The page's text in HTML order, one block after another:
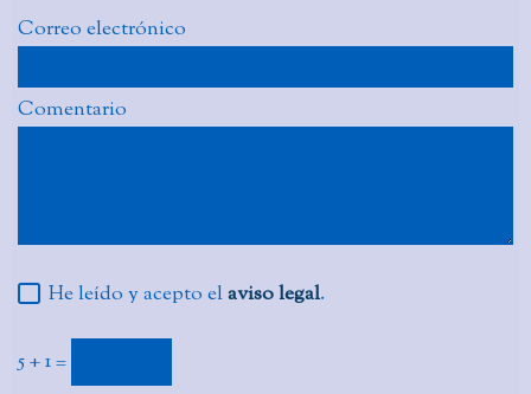
Correo electrónico
Comentario
He leído y acepto elaviso legal.
5 + 1 =